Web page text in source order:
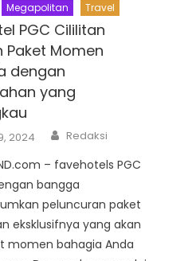
Megapolitan Travel
PGC Cililitan
Paket Momen
dengan
yang
2024 Author
Redaksi
– favehotels PGC
bangga
peluncuran paket
eksklusifnya yang akan
momen bahagia Anda